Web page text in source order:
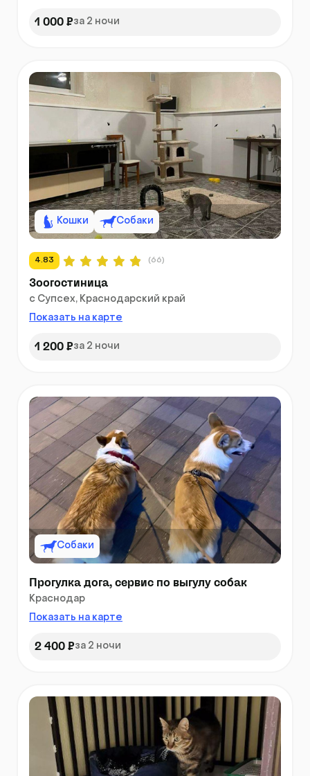
1 000 ₽за 2 ночи
Кошки Собаки
4.83 (66)
Зоогостиница
с Супсех, Краснодарский край
Показать на карте
1 200 ₽за 2 ночи
Собаки
Прогулка дога, сервис по выгулу собак
Краснодар
Показать на карте
2 400 ₽за 2 ночи